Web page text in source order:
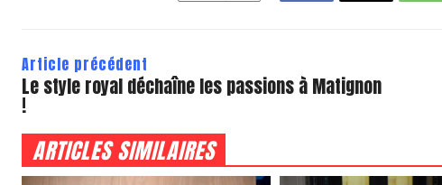
Article précédent
Le style royal déchaîne les passions à Matignon
!
ARTICLES SIMILAIRES